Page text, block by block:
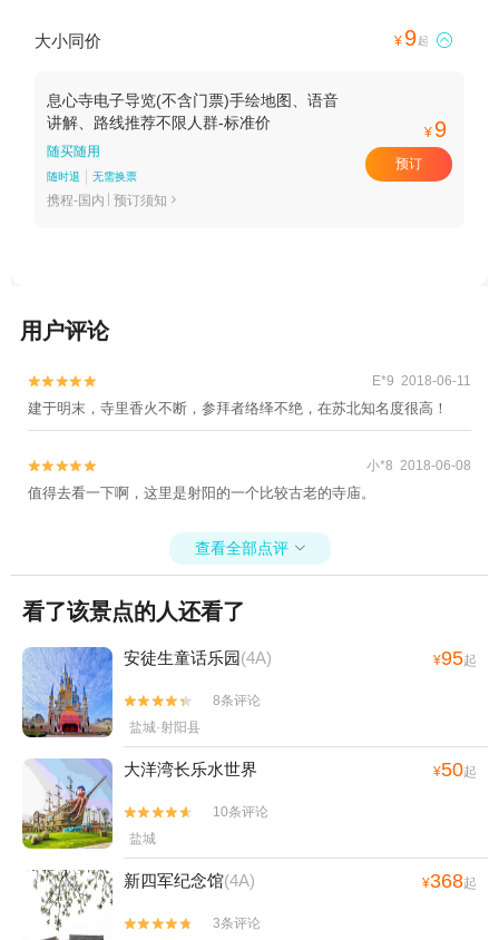
大小同价 ¥ 9起 
息心寺电子导览(不含门票)手绘地图、语音
讲解、路线推荐不限人群-标准价
随买随用
随时退 无需换票
携程-国内 预订须知 
¥ 9
预订
用户评论

 E*9 2018-06-11
建于明末，寺里香火不断，参拜者络绎不绝，在苏北知名度很高！

 小*8 2018-06-08
值得去看一下啊，这里是射阳的一个比较古老的寺庙。
查看全部点评 
看了该景点的人还看了
安徒生童话乐园(4A) ¥95起


8条评论
盐城·射阳县
大洋湾长乐水世界 ¥50起


10条评论
盐城
新四军纪念馆(4A) ¥368起

 3条评论